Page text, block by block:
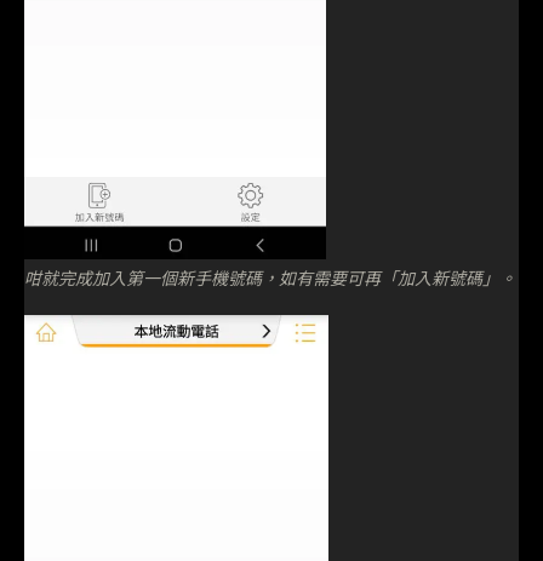
咁就完成加入第一個新手機號碼，如有需要可再「加入新號碼」。